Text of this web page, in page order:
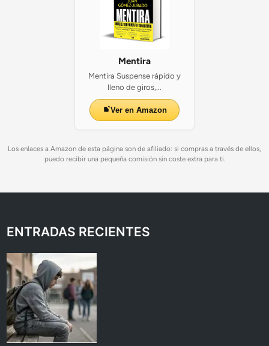
Mentira
Mentira Suspense rápido y
lleno de giros,...
Ver en Amazon
Los enlaces a Amazon de esta página son de afiliado: si compras a través de ellos,
puedo recibir una pequeña comisión sin coste extra para ti.
ENTRADAS RECIENTES